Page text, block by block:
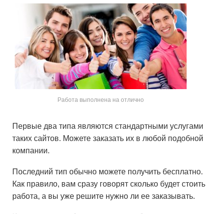
Работа выполнена на отлично
Первые два типа являются стандартными услугами
таких сайтов. Можете заказать их в любой подобной
компании.
Последний тип обычно можете получить бесплатно.
Как правило, вам сразу говорят сколько будет стоить
работа, а вы уже решите нужно ли ее заказывать.